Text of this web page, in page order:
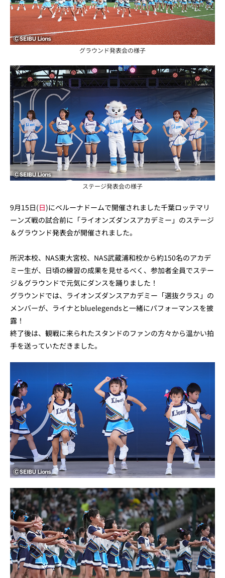
グラウンド発表会の様子
ステージ発表会の様子
9月15日(日)にベルーナドームで開催されました千葉ロッテマリ
ーンズ戦の試合前に「ライオンズダンスアカデミー」のステージ
＆グラウンド発表会が開催されました。
所沢本校、NAS東大宮校、NAS武蔵浦和校から約150名のアカデ
ミー生が、日頃の練習の成果を見せるべく、参加者全員でステー
ジ＆グラウンドで元気にダンスを踊りました！
グラウンドでは、ライオンズダンスアカデミー「選抜クラス」の
メンバーが、ライナとbluelegendsと一緒にパフォーマンスを披
露！
終了後は、観戦に来られたスタンドのファンの方々から温かい拍
手を送っていただきました。